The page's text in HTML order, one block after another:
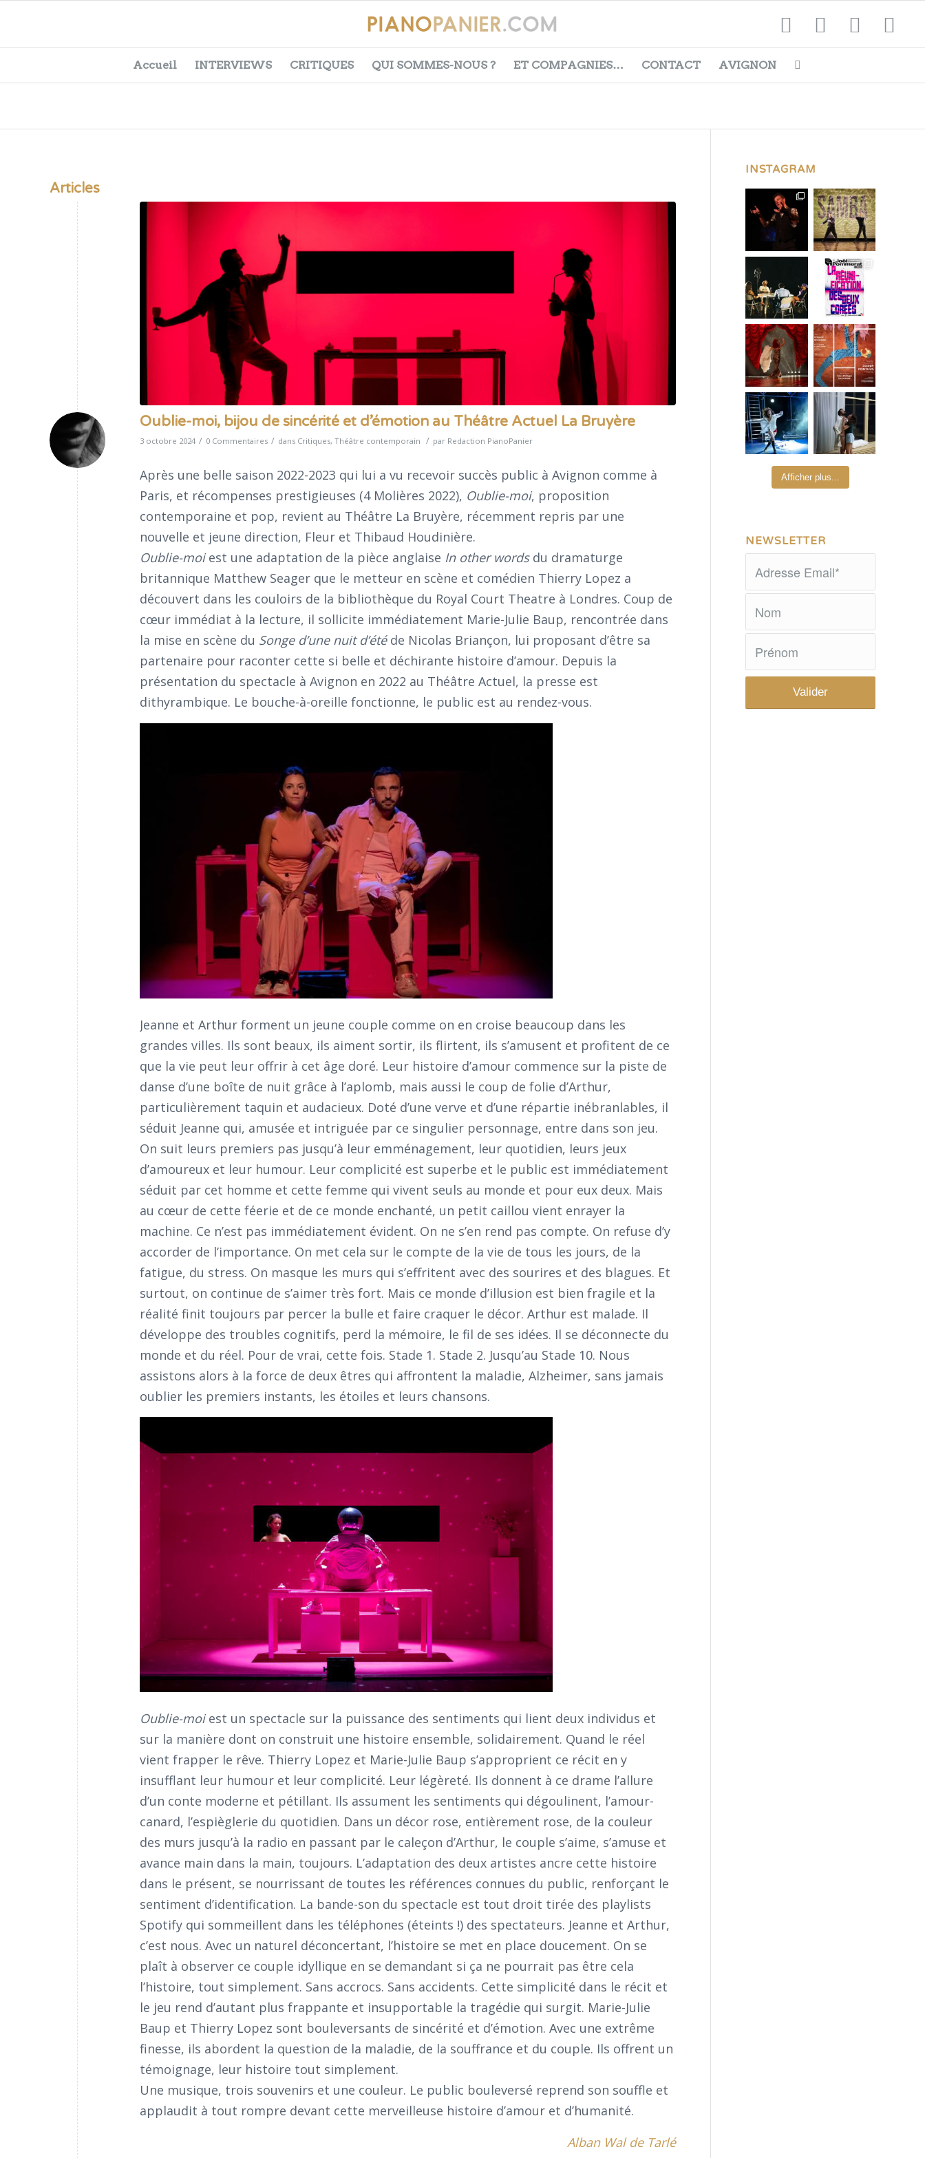
Accueil INTERVIEWS CRITIQUES QUI SOMMES-NOUS ? ET COMPAGNIES… CONTACT AVIGNON
Articles
Oublie-moi, bijou de sincérité et d’émotion au Théâtre Actuel La Bruyère
3 octobre 2024 / 0 Commentaires / dans Critiques, Théâtre contemporain / par Redaction PianoPanier
Après une belle saison 2022-2023 qui lui a vu recevoir succès public à Avignon comme à
Paris, et récompenses prestigieuses (4 Molières 2022), Oublie-moi, proposition
contemporaine et pop, revient au Théâtre La Bruyère, récemment repris par une
nouvelle et jeune direction, Fleur et Thibaud Houdinière.
Oublie-moiest une adaptation de la pièce anglaise In other wordsdu dramaturge
britannique Matthew Seager que le metteur en scène et comédien Thierry Lopez a
découvert dans les couloirs de la bibliothèque du Royal Court Theatre à Londres. Coup de
cœur immédiat à la lecture, il sollicite immédiatement Marie-Julie Baup, rencontrée dans
la mise en scène du Songe d’une nuit d’étéde Nicolas Briançon, lui proposant d’être sa
partenaire pour raconter cette si belle et déchirante histoire d’amour. Depuis la
présentation du spectacle à Avignon en 2022 au Théâtre Actuel, la presse est
dithyrambique. Le bouche-à-oreille fonctionne, le public est au rendez-vous.
Jeanne et Arthur forment un jeune couple comme on en croise beaucoup dans les
grandes villes. Ils sont beaux, ils aiment sortir, ils flirtent, ils s’amusent et profitent de ce
que la vie peut leur offrir à cet âge doré. Leur histoire d’amour commence sur la piste de
danse d’une boîte de nuit grâce à l’aplomb, mais aussi le coup de folie d’Arthur,
particulièrement taquin et audacieux. Doté d’une verve et d’une répartie inébranlables, il
séduit Jeanne qui, amusée et intriguée par ce singulier personnage, entre dans son jeu.
On suit leurs premiers pas jusqu’à leur emménagement, leur quotidien, leurs jeux
d’amoureux et leur humour. Leur complicité est superbe et le public est immédiatement
séduit par cet homme et cette femme qui vivent seuls au monde et pour eux deux. Mais
au cœur de cette féerie et de ce monde enchanté, un petit caillou vient enrayer la
machine. Ce n’est pas immédiatement évident. On ne s’en rend pas compte. On refuse d’y
accorder de l’importance. On met cela sur le compte de la vie de tous les jours, de la
fatigue, du stress. On masque les murs qui s’effritent avec des sourires et des blagues. Et
surtout, on continue de s’aimer très fort. Mais ce monde d’illusion est bien fragile et la
réalité finit toujours par percer la bulle et faire craquer le décor. Arthur est malade. Il
développe des troubles cognitifs, perd la mémoire, le fil de ses idées. Il se déconnecte du
monde et du réel. Pour de vrai, cette fois. Stade 1. Stade 2. Jusqu’au Stade 10. Nous
assistons alors à la force de deux êtres qui affrontent la maladie, Alzheimer, sans jamais
oublier les premiers instants, les étoiles et leurs chansons.
Oublie-moiest un spectacle sur la puissance des sentiments qui lient deux individus et
sur la manière dont on construit une histoire ensemble, solidairement. Quand le réel
vient frapper le rêve. Thierry Lopez et Marie-Julie Baup s’approprient ce récit en y
insufflant leur humour et leur complicité. Leur légèreté. Ils donnent à ce drame l’allure
d’un conte moderne et pétillant. Ils assument les sentiments qui dégoulinent, l’amour-
canard, l’espièglerie du quotidien. Dans un décor rose, entièrement rose, de la couleur
des murs jusqu’à la radio en passant par le caleçon d’Arthur, le couple s’aime, s’amuse et
avance main dans la main, toujours. L’adaptation des deux artistes ancre cette histoire
dans le présent, se nourrissant de toutes les références connues du public, renforçant le
sentiment d’identification. La bande-son du spectacle est tout droit tirée des playlists
Spotify qui sommeillent dans les téléphones (éteints !) des spectateurs. Jeanne et Arthur,
c’est nous. Avec un naturel déconcertant, l’histoire se met en place doucement. On se
plaît à observer ce couple idyllique en se demandant si ça ne pourrait pas être cela
l’histoire, tout simplement. Sans accrocs. Sans accidents. Cette simplicité dans le récit et
le jeu rend d’autant plus frappante et insupportable la tragédie qui surgit. Marie-Julie
Baup et Thierry Lopez sont bouleversants de sincérité et d’émotion. Avec une extrême
finesse, ils abordent la question de la maladie, de la souffrance et du couple. Ils offrent un
témoignage, leur histoire tout simplement.
Une musique, trois souvenirs et une couleur. Le public bouleversé reprend son souffle et
applaudit à tout rompre devant cette merveilleuse histoire d’amour et d’humanité.
Alban Wal de Tarlé
INSTAGRAM
Afficher plus...
NEWSLETTER